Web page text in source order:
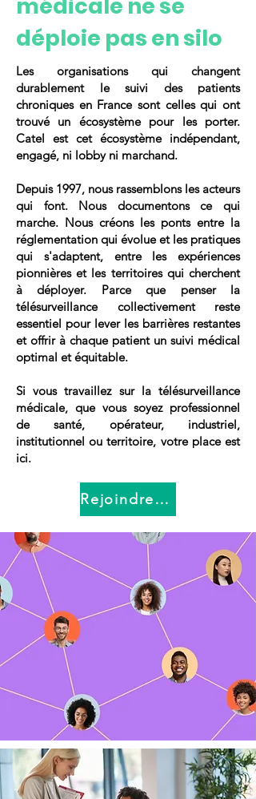
médicale ne se
déploie pas en silo
Les organisations qui changent
durablement le suivi des patients
chroniques en France sont celles qui ont
trouvé un écosystème pour les porter.
Catel est cet écosystème indépendant,
engagé, ni lobby ni marchand.
Depuis 1997, nous rassemblons les acteurs
qui font. Nous documentons ce qui
marche. Nous créons les ponts entre la
réglementation qui évolue et les pratiques
qui s'adaptent, entre les expériences
pionnières et les territoires qui cherchent
à déployer. Parce que penser la
télésurveillance collectivement reste
essentiel pour lever les barrières restantes
et offrir à chaque patient un suivi médical
optimal et équitable.
Si vous travaillez sur la télésurveillance
médicale, que vous soyez professionnel
de santé, opérateur, industriel,
institutionnel ou territoire, votre place est
ici.
Rejoindre le Réseau